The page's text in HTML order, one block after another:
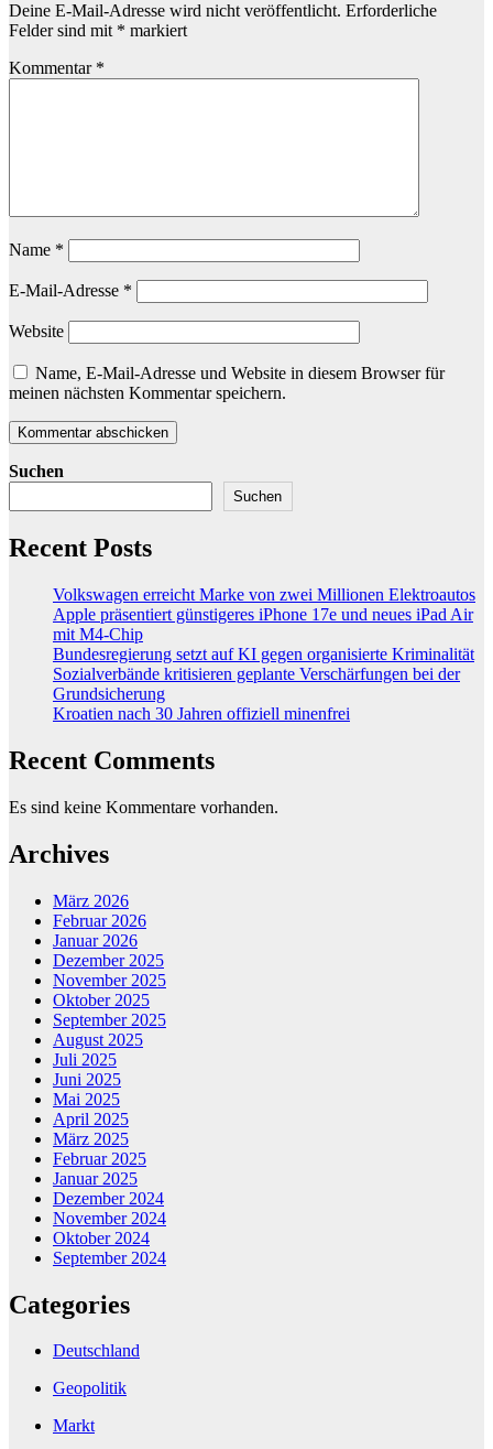
Deine E-Mail-Adresse wird nicht veröffentlicht. Erforderliche
Felder sind mit * markiert
Kommentar *
Name *
E-Mail-Adresse *
Website
Name, E-Mail-Adresse und Website in diesem Browser für
meinen nächsten Kommentar speichern.
Suchen
Suchen
Recent Posts
Volkswagen erreicht Marke von zwei Millionen Elektroautos
Apple präsentiert günstigeres iPhone 17e und neues iPad Air
mit M4-Chip
Bundesregierung setzt auf KI gegen organisierte Kriminalität
Sozialverbände kritisieren geplante Verschärfungen bei der
Grundsicherung
Kroatien nach 30 Jahren offiziell minenfrei
Recent Comments
Es sind keine Kommentare vorhanden.
Archives
März 2026
Februar 2026
Januar 2026
Dezember 2025
November 2025
Oktober 2025
September 2025
August 2025
Juli 2025
Juni 2025
Mai 2025
April 2025
März 2025
Februar 2025
Januar 2025
Dezember 2024
November 2024
Oktober 2024
September 2024
Categories
Deutschland
Geopolitik
Markt